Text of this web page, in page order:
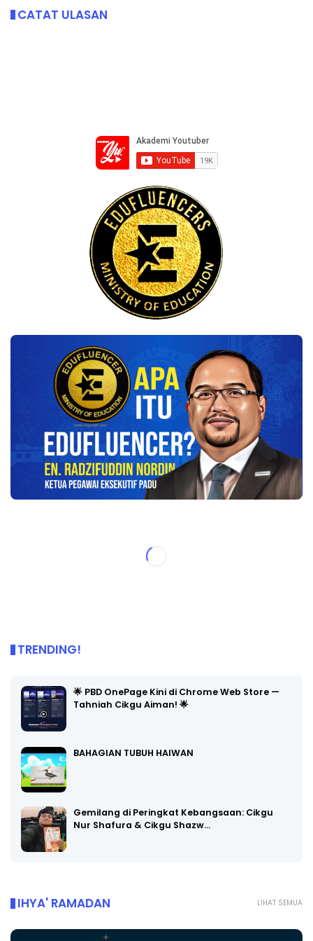
CATAT ULASAN
TRENDING!
🌟 PBD OnePage Kini di Chrome Web Store —
Tahniah Cikgu Aiman! 🌟
BAHAGIAN TUBUH HAIWAN
Gemilang di Peringkat Kebangsaan: Cikgu
Nur Shafura & Cikgu Shazw…
LIHAT SEMUA
IHYA' RAMADAN